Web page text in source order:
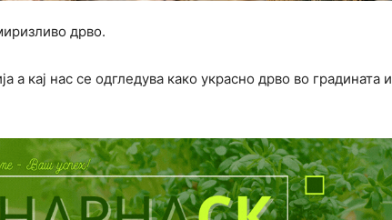
дрво.
а кај нас се одгледува како украсно дрво во градината и